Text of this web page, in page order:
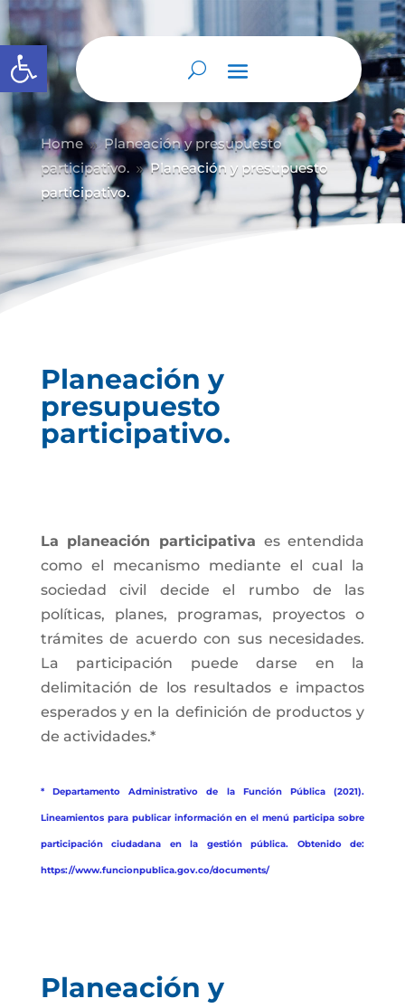
Abrir barra de herramientas
Home 9 Planeación y presupuesto
participativo. 9 Planeación y presupuesto
participativo.
Planeación y
presupuesto
participativo.
La planeación participativa es entendida
como el mecanismo mediante el cual la
sociedad civil decide el rumbo de las
políticas, planes, programas, proyectos o
trámites de acuerdo con sus necesidades.
La participación puede darse en la
delimitación de los resultados e impactos
esperados y en la definición de productos y
de actividades.*
* Departamento Administrativo de la Función Pública (2021).
Lineamientos para publicar información en el menú participa sobre
participación ciudadana en la gestión pública. Obtenido de:
https://www.funcionpublica.gov.co/documents/
Planeación y